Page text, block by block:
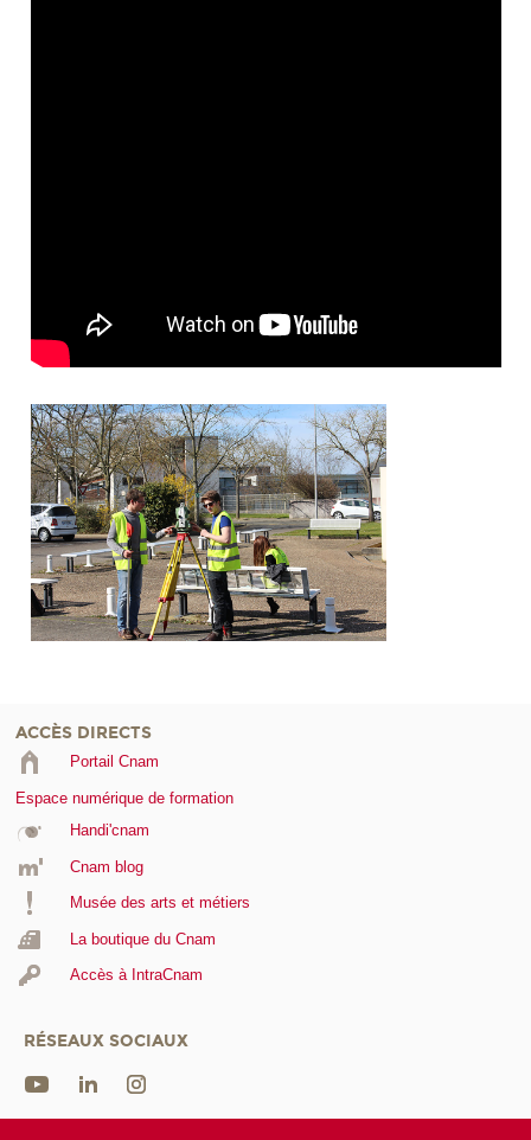
ACCÈS DIRECTS
Portail Cnam
Espace numérique de formation
Handi'cnam
Cnam blog
Musée des arts et métiers
La boutique du Cnam
Accès à IntraCnam
RÉSEAUX SOCIAUX